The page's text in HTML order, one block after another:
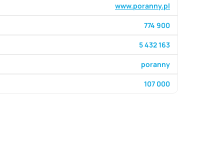
www.poranny.pl
774 900
5 432 163
poranny
107 000